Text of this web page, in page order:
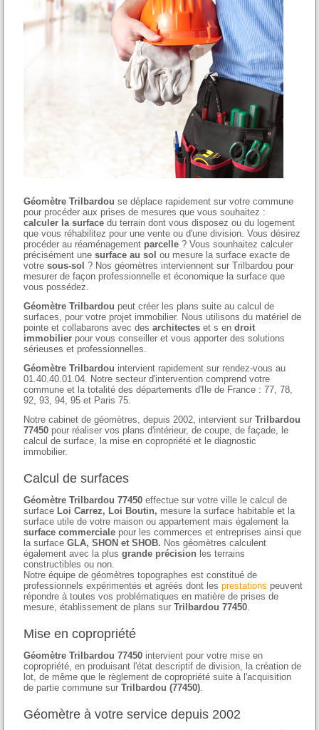
Géomètre Trilbardou se déplace rapidement sur votre commune
pour procéder aux prises de mesures que vous souhaitez :
calculer la surface du terrain dont vous disposez ou du logement
que vous réhabilitez pour une vente ou d'une division. Vous désirez
procéder au réaménagement parcelle ? Vous sounhaitez calculer
précisément unesurface au sol ou mesure la surface exacte de
votresous-sol ? Nos géomètres interviennent sur Trilbardou pour
mesurer de façon professionnelle et économique la surface que
vous possédez.
Géomètre Trilbardou peut créer les plans suite au calcul de
surfaces, pour votre projet immobilier. Nous utilisons du matériel de
pointe et collabarons avec desarchitectes et s endroit
immobilier pour vous conseiller et vous apporter des solutions
sérieuses et professionnelles.
Géomètre Trilbardou intervient rapidement sur rendez-vous au
01.40.40.01.04. Notre secteur d'intervention comprend votre
commune et la totalité des départements d'Ile de France : 77, 78,
92, 93, 94, 95 et Paris 75.
Notre cabinet de géomètres, depuis 2002, intervient surTrilbardou
77450 pour réaliser vos plans d'intérieur, de coupe, de façade, le
calcul de surface, la mise en copropriété et le diagnostic
immobilier.
Calcul de surfaces
Géomètre Trilbardou 77450 effectue sur votre ville le calcul de
surface Loi Carrez, Loi Boutin, mesure la surface habitable et la
surface utile de votre maison ou appartement mais également la
surface commerciale pour les commerces et entreprises ainsi que
la surfaceGLA, SHON et SHOB. Nos géomètres calculent
également avec la plusgrande précision les terrains
constructibles ou non.
Notre équipe de géomètres topographes est constitué de
professionnels expérimentés et agréés dont lesprestations peuvent
répondre à toutes vos problématiques en matière de prises de
mesure, établissement de plans surTrilbardou 77450.
Mise en copropriété
Géomètre Trilbardou 77450 intervient pour votre mise en
copropriété, en produisant l'état descriptif de division, la création de
lot, de même que le règlement de copropriété suite à l'acquisition
de partie commune surTrilbardou (77450).
Géomètre à votre service depuis 2002